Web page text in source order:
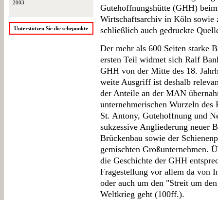
2003
Unterstützen Sie die sehepunkte
Gutehoffnungshütte (GHH)
Wirtschaftsarchiv in Köln sowie
schließlich auch gedruckte
Der mehr als 600 Seiten starke
ersten Teil widmet sich Ralf
GHH von der Mitte des 18.
weite Ausgriff ist deshalb
der Anteile an der MAN
unternehmerischen Wurzeln
St. Antony, Gutehoffnung und
sukzessive Angliederung neuer
Brückenbau sowie der
gemischten Großunternehmen.
die Geschichte der GHH
Fragestellung vor allem da von
oder auch um den "Streit um
Weltkrieg geht (100ff.).